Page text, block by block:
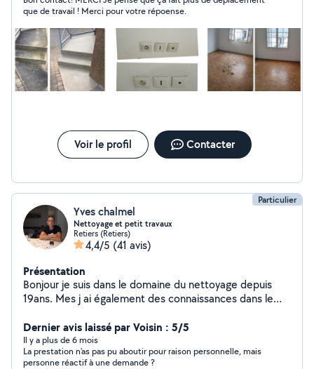
que de travail ! Merci pour votre répoense.
Voir le profil Contacter
Particulier
Yves chalmel
Nettoyage et petit travaux
Retiers (Retiers)
4,4/5 (41 avis)
Présentation
Bonjour je suis dans le domaine du nettoyage depuis
19ans. Mes j ai également des connaissances dans le
avec raccorde ment petit électricité prise interrupteur
lustre montage de meubles. a bientôt
Dernier avis laissé par Voisin : 5/5
Il y a plus de 6 mois
La prestation n'as pas pu aboutir pour raison personnelle, mais
personne réactif à une demande ?